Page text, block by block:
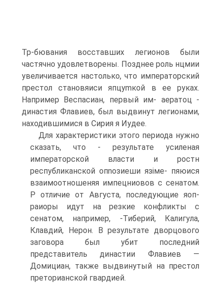
Тр-бювания восставших легионов были
частячно удовле­творены. Позднее роль нцмии
увеличивается настолько, что императорский
престол становяиси япцуmкой в ее руках.
Например Веспасиан, первый им- аeратоц -
династия Флавиев, был выдвинут легионами,
находившимися в Си­рия я Иудее.
Для характеристики этого периода нужно
сказать, что - результате усиленая
императорской власти и ростн
республиканской опnозиеши язіме- пяюися
взаимоотношеняя импeцниовов с сенатом.
Р отличие от Августа, последующие яоп-
раиоры идут на резкие конфликты с
сенатом, например, -Тиберий, Калигула,
Клавдий, Нерон. В результате дворцового
заговора был убит последний
представитель династии Флавиев —
Домициан, также вы­двинутый на престол
преторианской гвардией.